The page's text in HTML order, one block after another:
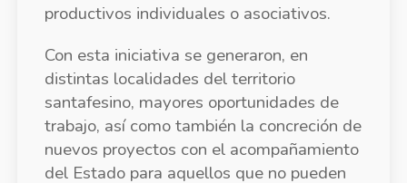
Con esta iniciativa se generaron, en
distintas localidades del territorio
santafesino, mayores oportunidades de
trabajo, así como también la concreción de
nuevos proyectos con el acompañamiento
del Estado para aquellos que no pueden
acceder a la banca formal.